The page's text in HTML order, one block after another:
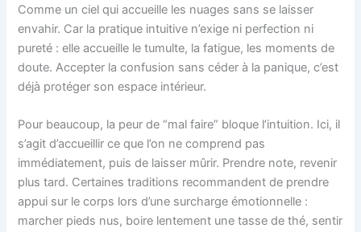
Comme un ciel qui accueille les nuages sans se laisser
envahir. Car la pratique intuitive n’exige ni perfection ni
pureté : elle accueille le tumulte, la fatigue, les moments de
doute. Accepter la confusion sans céder à la panique, c’est
déjà protéger son espace intérieur.
Pour beaucoup, la peur de “mal faire” bloque l’intuition. Ici, il
s’agit d’accueillir ce que l’on ne comprend pas
immédiatement, puis de laisser mûrir. Prendre note, revenir
plus tard. Certaines traditions recommandent de prendre
appui sur le corps lors d’une surcharge émotionnelle :
marcher pieds nus, boire lentement une tasse de thé, sentir